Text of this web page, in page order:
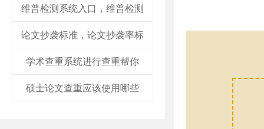
维普检测系统入口，维普检测
论文抄袭标准，论文抄袭率标
学术查重系统进行查重帮你
硕士论文查重应该使用哪些